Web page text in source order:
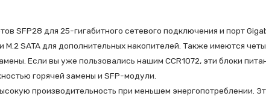
SFP28 для 25-гигабитного сетевого подключения и порт
SATA для дополнительных накопителей. Также имеются
Если вы уже пользовались нашим CCR1072, эти блоки
горячей замены и SFP-модули.
производительность при меньшем энергопотреблении.